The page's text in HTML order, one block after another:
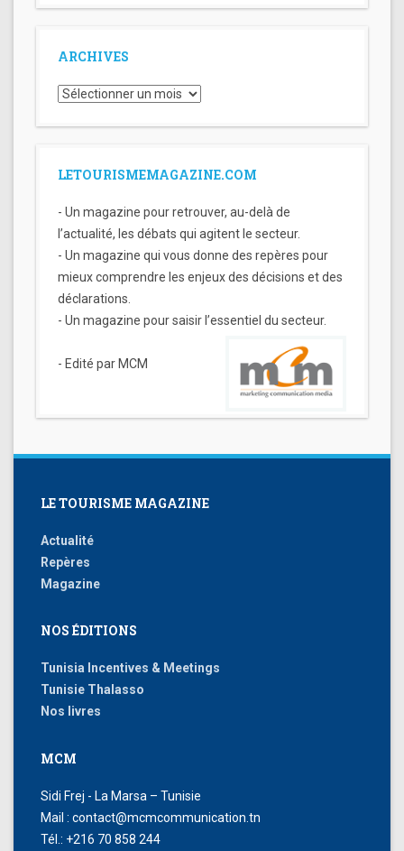
ARCHIVES
Archives
LETOURISMEMAGAZINE.COM
- Un magazine pour retrouver, au-delà de
l’actualité, les débats qui agitent le secteur.
- Un magazine qui vous donne des repères pour
mieux comprendre les enjeux des décisions et des
déclarations.
- Un magazine pour saisir l’essentiel du secteur.
- Edité par MCM
LE TOURISME MAGAZINE
Actualité
Repères
Magazine
NOS ÉDITIONS
Tunisia Incentives & Meetings
Tunisie Thalasso
Nos livres
MCM
Sidi Frej - La Marsa – Tunisie
Mail : contact@mcmcommunication.tn
Tél.: +216 70 858 244